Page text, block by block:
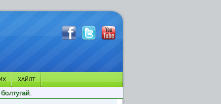
ХАЙЛТ